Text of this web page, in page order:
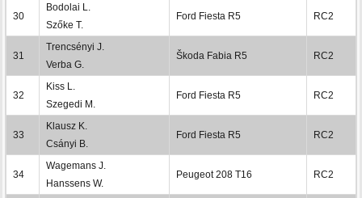
30
Bodolai L.
Szőke T.
Ford Fiesta R5 RC2
31
Trencsényi J.
Verba G.
Škoda Fabia R5 RC2
32
Kiss L.
Szegedi M.
Ford Fiesta R5 RC2
33
Klausz K.
Csányi B.
Ford Fiesta R5 RC2
34
Wagemans J.
Hanssens W.
Peugeot 208 T16 RC2